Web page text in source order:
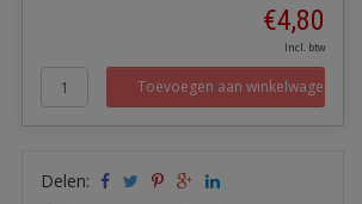
€4,80
Incl. btw
Toevoegen aan winkelwagen
Delen: